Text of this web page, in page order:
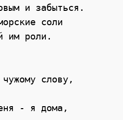
и забыться.
соли
им роли.
слову,
- я дома,